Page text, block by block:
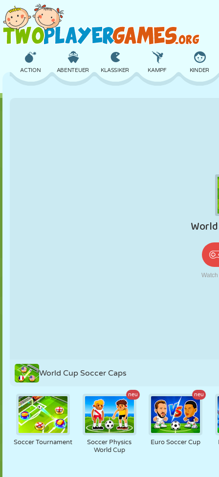
ACTION ABENTEUER KLASSIKER KAMPF KINDER
ROBOTER
World Cup Soccer Caps
Soccer Tournament
neu
Soccer Physics
World Cup
neu
Euro Soccer Cup